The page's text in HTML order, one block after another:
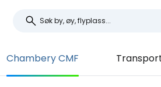
Chambery CMF